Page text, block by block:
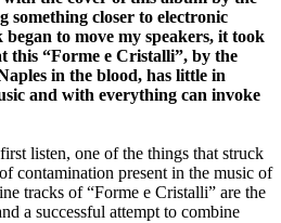
something closer to electronic
to move my speakers, it took
this “Forme e Cristalli”, by the
in the blood, has little in
and with everything can invoke
listen, one of the things that struck
contamination present in the music of
tracks of “Forme e Cristalli” are the
a successful attempt to combine